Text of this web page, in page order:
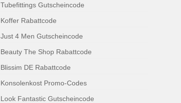
Tubefittings Gutscheincode
Koffer Rabattcode
Just 4 Men Gutscheincode
Beauty The Shop Rabattcode
Blissim DE Rabattcode
Konsolenkost Promo-Codes
Look Fantastic Gutscheincode